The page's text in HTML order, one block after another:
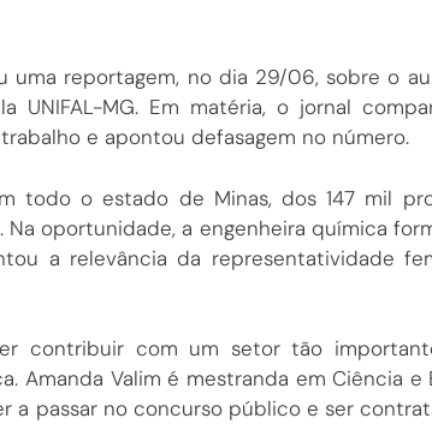
uma reportagem, no dia 29/06, sobre o
UNIFAL-MG. Em matéria, o jornal
e apontou defasagem no número.
todo o estado de Minas, dos 147 mil
oportunidade, a engenheira química
a relevância da representatividade
contribuir com um setor tão
Amanda Valim é mestranda em Ciência e
a passar no concurso público e ser